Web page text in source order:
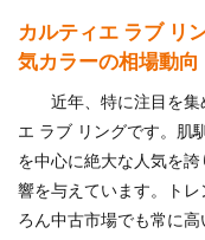
カルティエ ラブ リ
気カラーの相場動向
近年、特に注目を集
エ ラブ リングです。肌
を中心に絶大な人気を
響を与えています。ト
ろん中古市場でも常に